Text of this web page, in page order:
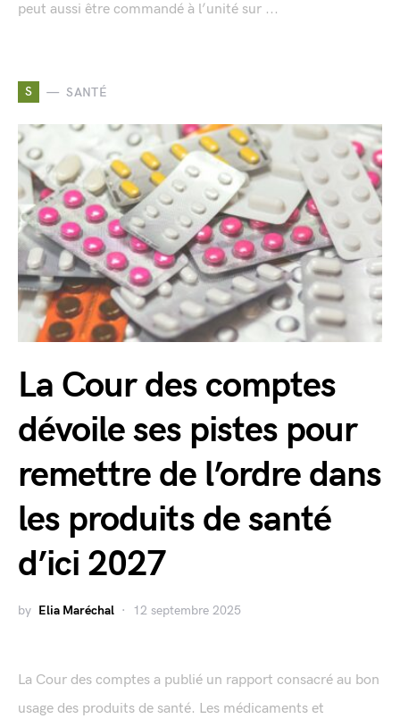
peut aussi être commandé à l’unité sur ...
S SANTÉ
La Cour des comptes
dévoile ses pistes pour
remettre de l’ordre dans
les produits de santé
d’ici 2027
by Elia Maréchal 12 septembre 2025
La Cour des comptes a publié un rapport consacré au bon
usage des produits de santé. Les médicaments et